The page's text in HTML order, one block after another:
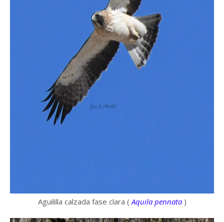
Aguililla calzada fase clara (Aquila pennata)